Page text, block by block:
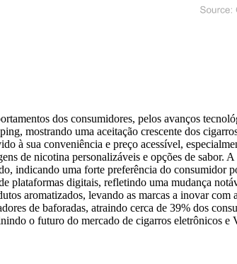
dos consumidores, pelos avanços
mostrando uma aceitação crescente dos
à sua conveniência e preço acessível,
de nicotina personalizáveis ​​e opções de sabor.
indicando uma forte preferência do consumidor
plataformas digitais, refletindo uma mudança
aromatizados, levando as marcas a inovar com
de baforadas, atraindo cerca de 39% dos
o futuro do mercado de cigarros eletrônicos e